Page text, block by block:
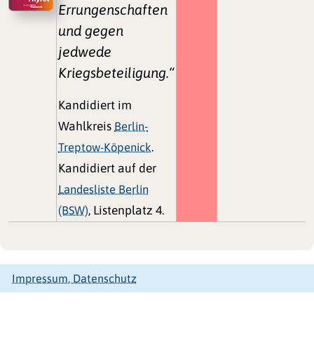
Errungenschaften
und gegen
jedwede
Kriegsbeteiligung.“
Kandidiert im
Wahlkreis Berlin-
Treptow-Köpenick.
Kandidiert auf der
Landesliste Berlin
(BSW), Listenplatz 4.
Impressum, Datenschutz